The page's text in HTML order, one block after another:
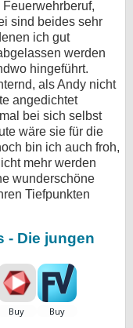
sind beides sehr
ich gut
werden
hingeführt.
als Andy nicht
angedichtet
bei sich selbst
wäre sie für die
bin ich auch froh,
mehr werden
wunderschöne
Tiefpunkten
- Die jungen